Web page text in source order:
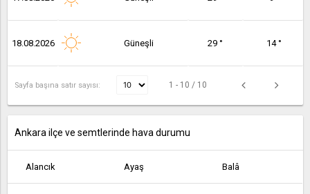
18.08.2026 Güneşli 29 ° 14 °
Sayfa başına satır sayısı: 1 - 10 / 10
Ankara ilçe ve semtlerinde hava durumu
Alancık Ayaş Balâ